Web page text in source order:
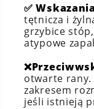
✅
tętnicza i
grzybice
atypowe
❌
otwarte rany.
zakresem
jeśli istnieją